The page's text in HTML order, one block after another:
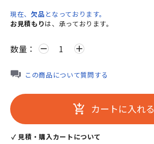
現在、 欠品 となっております。
お見積もりは、承っております。
数量： remove add
この商品について質問する
add_shopping_cart カートに入れる
✓ 見積・購入カートについて